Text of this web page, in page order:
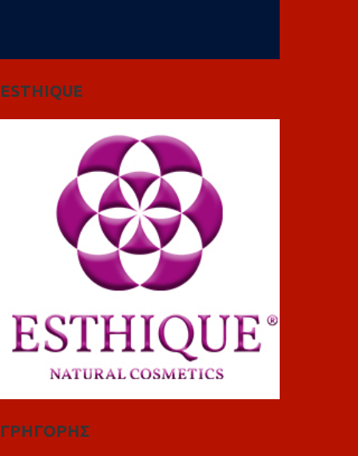
ESTHIQUE
ΓΡΗΓΟΡΗΣ